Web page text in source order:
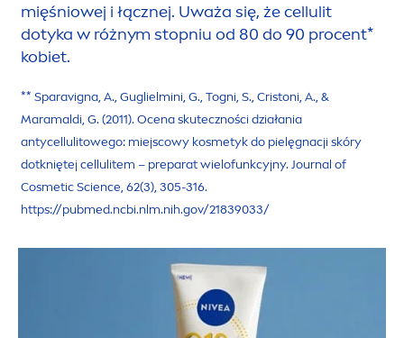
mięśniowej i łącznej. Uważa się, że cellulit
dotyka w różnym stopniu od 80 do 90 procent*
kobiet.
** Sparavigna, A., Guglielmini, G., Togni, S., Cristoni, A., &
Maramaldi, G. (2011). Ocena skuteczności działania
antycellulitowego: miejscowy kosmetyk do pielęgnacji skóry
dotkniętej cellulitem – preparat wielofunkcyjny. Journal of
Cosmetic Science, 62(3), 305-316.
https://pubmed.ncbi.nlm.nih.gov/21839033/